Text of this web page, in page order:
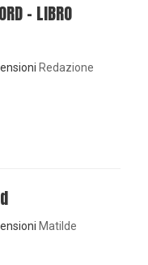
– LIBRO
Redazione
Matilde